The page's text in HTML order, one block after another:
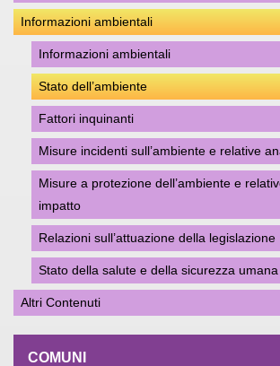
Informazioni ambientali
Informazioni ambientali
Stato dell’ambiente
Fattori inquinanti
Misure incidenti sull’ambiente e relative
Misure a protezione dell’ambiente e
impatto
Relazioni sull’attuazione della legislazione
Stato della salute e della sicurezza umana
Altri Contenuti
COMUNI